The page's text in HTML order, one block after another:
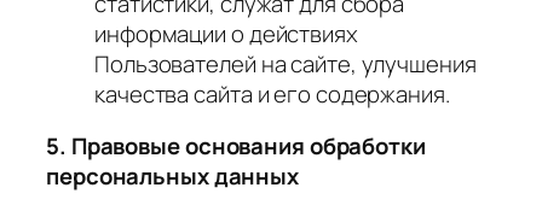
информации о действиях
Пользователей на сайте, улучшения
качества сайта и его содержания.
5. Правовые основания обработки
персональных данных